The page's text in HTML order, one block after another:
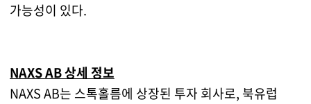
가능성이 있다.
NAXS AB 상세 정보
NAXS AB는 스톡홀름에 상장된 투자 회사로, 북유럽